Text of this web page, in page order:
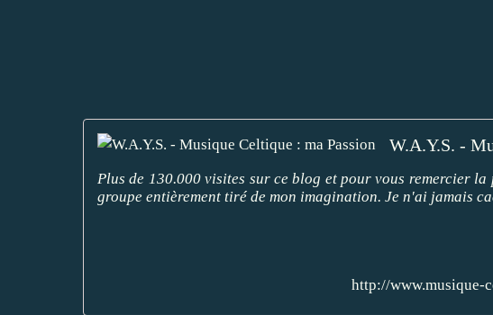
W.A.Y.S. -
Plus de 130.000 visites sur ce blog et pour vous remercier
groupe entièrement tiré de mon imagination. Je n'ai jamais
http://www.musique-